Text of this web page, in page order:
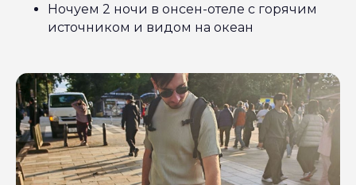
Ночуем 2 ночи в онсен-отеле с горячим
источником и видом на океан